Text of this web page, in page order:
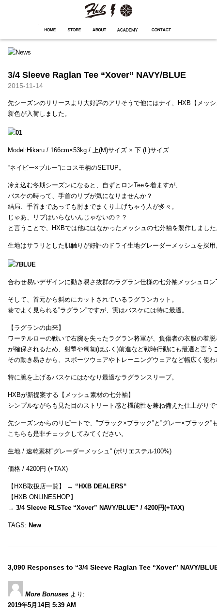
3/4 Sleeve Raglan Tee “Xover” NAVY/BLUE
2015-11-14
先シーズンのリリースより大好評のアリそうで他にはナイ、HXB【メッ
新色が入荷しました。
Model:Hikaru / 166cm×53kg / 上(M)サイズ × 下 (L)サイズ
“ネイビー×ブルー”にコスモ柄のSETUP。
冷え込む冬期シーズンになると、自ずとロンTeeを着ますが、
バスケの時って、手首のリブが気になりませんか？
結局、手首まであっても肘までまくり上げちゃう人が多々。
じゃあ、リブはいらないんじゃないの？？
と言うことで、HXBでは他にはなかったメッシュの七分袖を製作しまし
生地はサラリとした肌触りが好評のドライ生地グレーダーメッシュを採用
合わせ易いデザインに動き易さ抜群のラグラン仕様の七分袖メッシュロ
そして、首元から斜めにカットされているラグランカット。
巷でよく見られる”ラグラン”ですが、実はバスケには特に最適。
【ラグランの由来】
ワーテルローの戦いで右腕を失ったラグラン将軍が、負傷者の衣服の着
が確保されるため、射撃や匍匐(ほふく)前進など戦時行動にも最適と言う
その動き易さから、スポーツウェアやトレーニングウェアなど幅広く使
特に腕を上げるバスケにはかなり最適なラグランスリーブ。
HXBが新提案する【メッシュ素材の七分袖】
シンプルながらも見た目のストリート感と機能性を兼ね備えた仕上がりで
先シーズンからのリピートで、”ブラック×ブラック”と”グレー×ブラック”
こちらも是非チェックしてみてください。
生地 / 速乾素材”グレーダーメッシュ” (ポリエステル100%)
価格 / 4200円 (+TAX)
【HXB取扱店一覧】 → “HXB DEALERS“
【HXB ONLINESHOP】
→ 3/4 Sleeve RLSTee “Xover” NAVY/BLUE” / 4200円(+TAX)
TAGS: New
3,090 Responses to “3/4 Sleeve Raglan Tee “Xover” NAVY/
More Bonuses より:
2019年5月14日 5:39 AM